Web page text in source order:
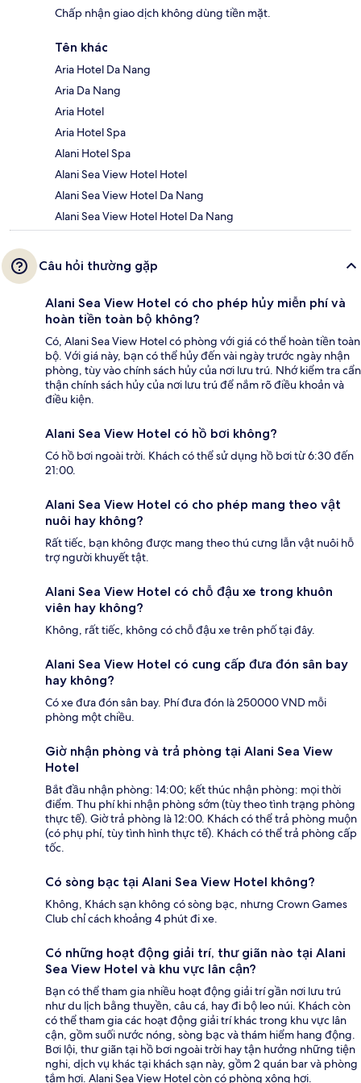
Chấp nhận giao dịch không dùng tiền mặt.
Tên khác
Aria Hotel Da Nang
Aria Da Nang
Aria Hotel
Aria Hotel Spa
Alani Hotel Spa
Alani Sea View Hotel Hotel
Alani Sea View Hotel Da Nang
Alani Sea View Hotel Hotel Da Nang
Câu hỏi thường gặp
Alani Sea View Hotel có cho phép hủy miễn phí và
hoàn tiền toàn bộ không?
Có, Alani Sea View Hotel có phòng với giá có thể hoàn tiền toàn
bộ. Với giá này, bạn có thể hủy đến vài ngày trước ngày nhận
phòng, tùy vào chính sách hủy của nơi lưu trú. Nhớ kiểm tra cẩn
thận chính sách hủy của nơi lưu trú để nắm rõ điều khoản và
điều kiện.
Alani Sea View Hotel có hồ bơi không?
Có hồ bơi ngoài trời. Khách có thể sử dụng hồ bơi từ 6:30 đến
21:00.
Alani Sea View Hotel có cho phép mang theo vật
nuôi hay không?
Rất tiếc, bạn không được mang theo thú cưng lẫn vật nuôi hỗ
trợ người khuyết tật.
Alani Sea View Hotel có chỗ đậu xe trong khuôn
viên hay không?
Không, rất tiếc, không có chỗ đậu xe trên phố tại đây.
Alani Sea View Hotel có cung cấp đưa đón sân bay
hay không?
Có xe đưa đón sân bay. Phí đưa đón là 250000 VND mỗi
phòng một chiều.
Giờ nhận phòng và trả phòng tại Alani Sea View
Hotel
Bắt đầu nhận phòng: 14:00; kết thúc nhận phòng: mọi thời
điểm. Thu phí khi nhận phòng sớm (tùy theo tình trạng phòng
thực tế). Giờ trả phòng là 12:00. Khách có thể trả phòng muộn
(có phụ phí, tùy tình hình thực tế). Khách có thể trả phòng cấp
tốc.
Có sòng bạc tại Alani Sea View Hotel không?
Không, Khách sạn không có sòng bạc, nhưng Crown Games
Club chỉ cách khoảng 4 phút đi xe.
Có những hoạt động giải trí, thư giãn nào tại Alani
Sea View Hotel và khu vực lân cận?
Bạn có thể tham gia nhiều hoạt động giải trí gần nơi lưu trú
như du lịch bằng thuyền, câu cá, hay đi bộ leo núi. Khách còn
có thể tham gia các hoạt động giải trí khác trong khu vực lân
cận, gồm suối nước nóng, sòng bạc và thám hiểm hang động.
Bơi lội, thư giãn tại hồ bơi ngoài trời hay tận hưởng những tiện
nghi, dịch vụ khác tại khách sạn này, gồm 2 quán bar và phòng
tắm hơi. Alani Sea View Hotel còn có phòng xông hơi.